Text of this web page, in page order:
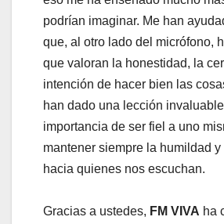
podrían imaginar. Me han
que, al otro lado del micrófono,
que valoran la honestidad, la
intención de hacer bien las
han dado una lección
importancia de ser fiel a uno
mantener siempre la humildad
hacia quienes nos escuchan.
Gracias a ustedes, FM VIVA ha